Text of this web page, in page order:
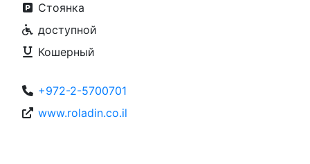
Стоянка
доступной
Кошерный
+972-2-5700701
www.roladin.co.il